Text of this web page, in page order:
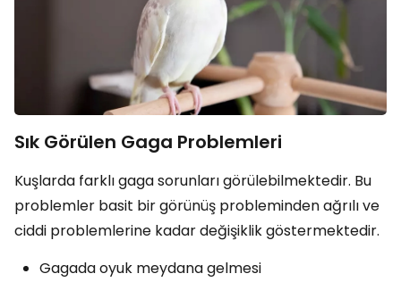
Sık Görülen Gaga Problemleri
Kuşlarda farklı gaga sorunları görülebilmektedir. Bu
problemler basit bir görünüş probleminden ağrılı ve
ciddi problemlerine kadar değişiklik göstermektedir.
Gagada oyuk meydana gelmesi